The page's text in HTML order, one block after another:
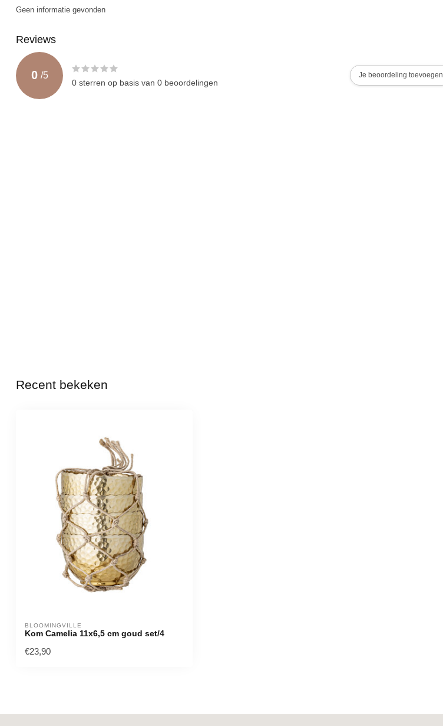
Geen informatie gevonden
Reviews
0 /5
0 sterren op basis van 0 beoordelingen
Je beoordeling toevoegen
Recent bekeken
BLOOMINGVILLE
Kom Camelia 11x6,5 cm goud set/4
€23,90